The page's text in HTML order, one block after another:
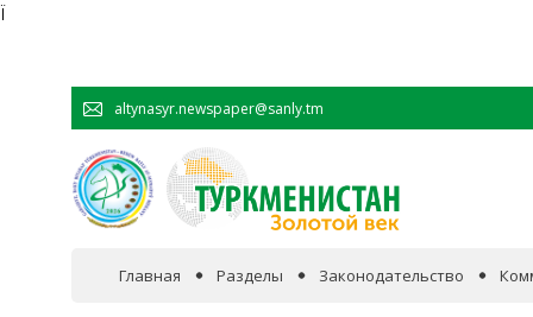
Ï
altynasyr.newspaper@sanly.tm
Главная Разделы Законодательство